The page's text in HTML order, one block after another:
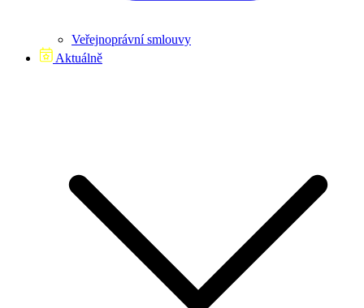
Veřejnoprávní smlouvy
Aktuálně